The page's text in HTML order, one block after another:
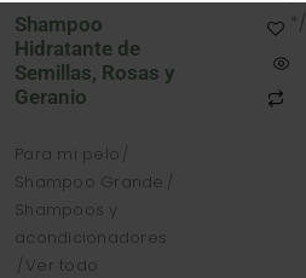
Shampoo
Hidratante de
Semillas, Rosas y
Geranio
Para mi pelo
Shampoo Grande
Shampoos y
acondicionadores
Ver todo
*/